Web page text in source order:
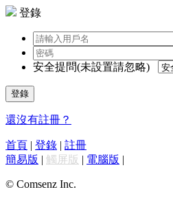
登錄
安全提問(未設置請忽略)
登錄
還沒有註冊？
首頁 | 登錄 | 註冊
簡易版 | 觸屏版 | 電腦版 |
© Comsenz Inc.